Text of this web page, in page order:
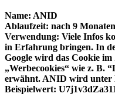
Name: ANID
Ablaufzeit: nach 9 Monaten
Verwendung: Viele Infos
in Erfahrung bringen. In
Google wird das Cookie
„Werbecookies“ wie z. B.
erwähnt. ANID wird unter
Beispielwert: